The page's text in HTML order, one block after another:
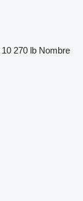
10 270 lb Nombre